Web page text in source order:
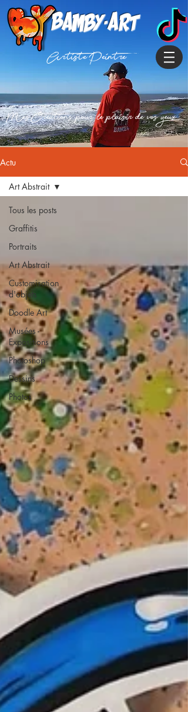
Bamby-art
Artiste Peintre
Mes Creations pour le plaisir de vos yeux
Actu
Tous les posts
Graffitis
Portraits
Art Abstrait
Customisation
d'objets
Doodle Art
Musées -
Expositions
Photoshop
Dessins
Photos
Art Abstrait